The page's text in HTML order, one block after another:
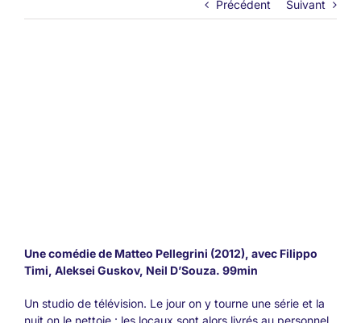
Précédent Suivant
Une comédie de Matteo Pellegrini (2012), avec Filippo
Timi, Aleksei Guskov, Neil D’Souza. 99min
Un studio de télévision. Le jour on y tourne une série et la
nuit on le nettoie : les locaux sont alors livrés au personnel